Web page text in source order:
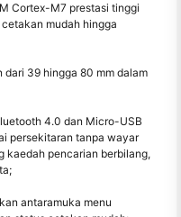
Cortex-M7 prestasi tinggi
mudah hingga
dari 39 hingga 80 mm dalam
4.0 dan Micro-USB
persekitaran tanpa wayar
kaedah pencarian berbilang,
antaramuka menu